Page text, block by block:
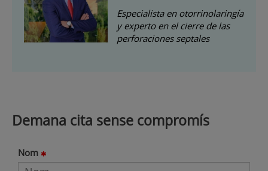
Especialista en otorrinolaringía
y experto en el cierre de las
perforaciones septales
Demana cita sense compromís
Nom